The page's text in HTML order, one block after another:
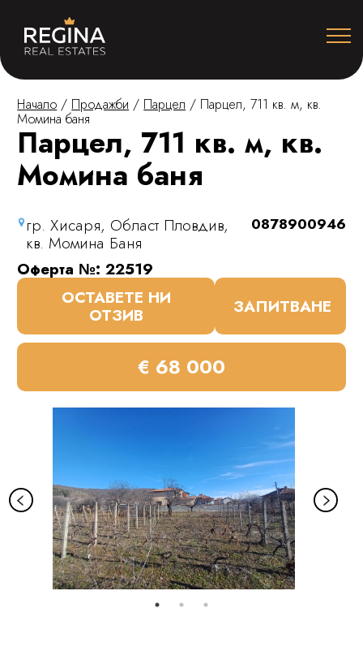
Начало / Продажби / Парцел / Парцел, 711 кв. м, кв.
Момина баня
Парцел, 711 кв. м, кв.
Момина баня
гр. Хисаря, Област Пловдив,
кв. Момина Баня
0878900946
Оферта №: 22519
ОСТАВЕТЕ НИ
ОТЗИВ ЗАПИТВАНЕ
€ 68 000